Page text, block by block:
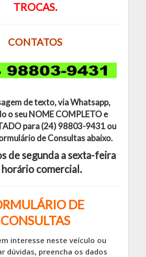
TROCAS.
CONTATOS
de texto, via Whatsapp,
o seuNOME COMPLETO e
para (24) 98803-9431 ou
de Consultas abaixo.
de segunda a sexta-feira
horário comercial.
DE
CONSULTAS
interesse neste veículo ou
dúvidas, preencha os dados